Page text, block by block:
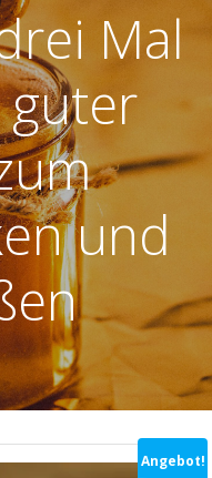
Mal
und
Angebot!